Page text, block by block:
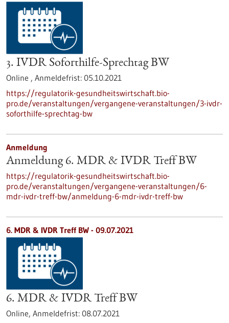
3. IVDR Soforthilfe-Sprechtag BW
Online , Anmeldefrist: 05.10.2021
https://regulatorik-gesundheitswirtschaft.bio-
pro.de/veranstaltungen/vergangene-veranstaltungen/3-ivdr-
soforthilfe-sprechtag-bw
Anmeldung
Anmeldung 6. MDR & IVDR Treff BW
https://regulatorik-gesundheitswirtschaft.bio-
pro.de/veranstaltungen/vergangene-veranstaltungen/6-
mdr-ivdr-treff-bw/anmeldung-6-mdr-ivdr-treff-bw
6. MDR & IVDR Treff BW - 09.07.2021
6. MDR & IVDR Treff BW
Online, Anmeldefrist: 08.07.2021